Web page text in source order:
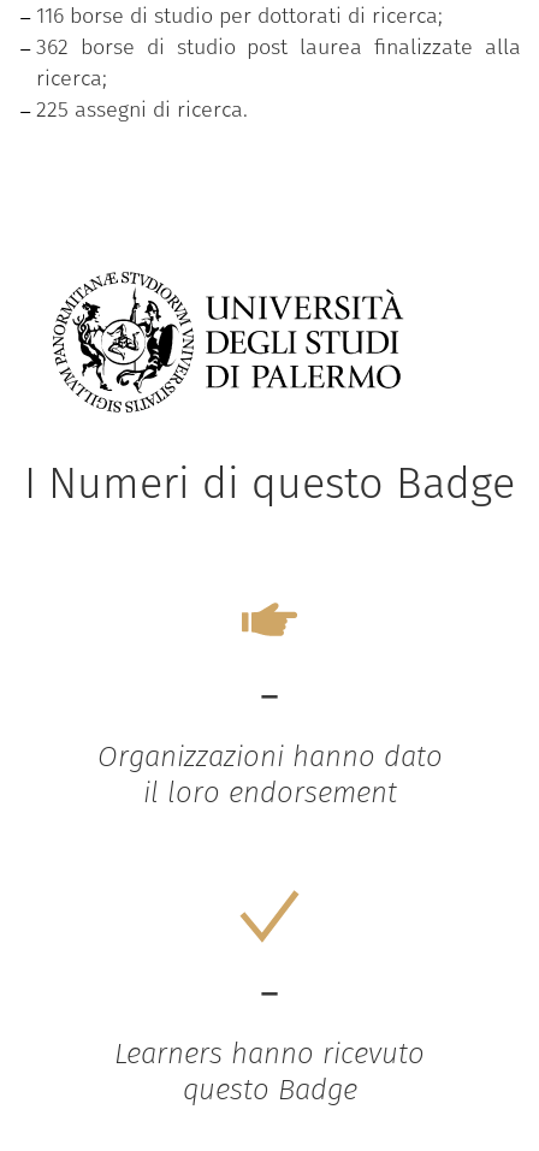
116 borse di studio per dottorati di ricerca;
362 borse di studio post laurea finalizzate alla
ricerca;
225 assegni di ricerca.
I Numeri di questo Badge
-
Organizzazioni hanno dato
il loro endorsement
-
Learners hanno ricevuto
questo Badge